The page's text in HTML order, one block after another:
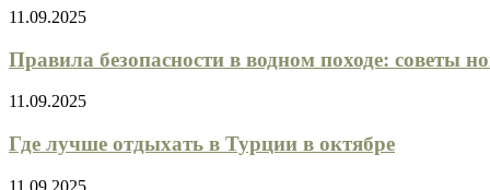
11.09.2025
Правила безопасности в водном походе: советы
11.09.2025
Где лучше отдыхать в Турции в октябре
11.09.2025